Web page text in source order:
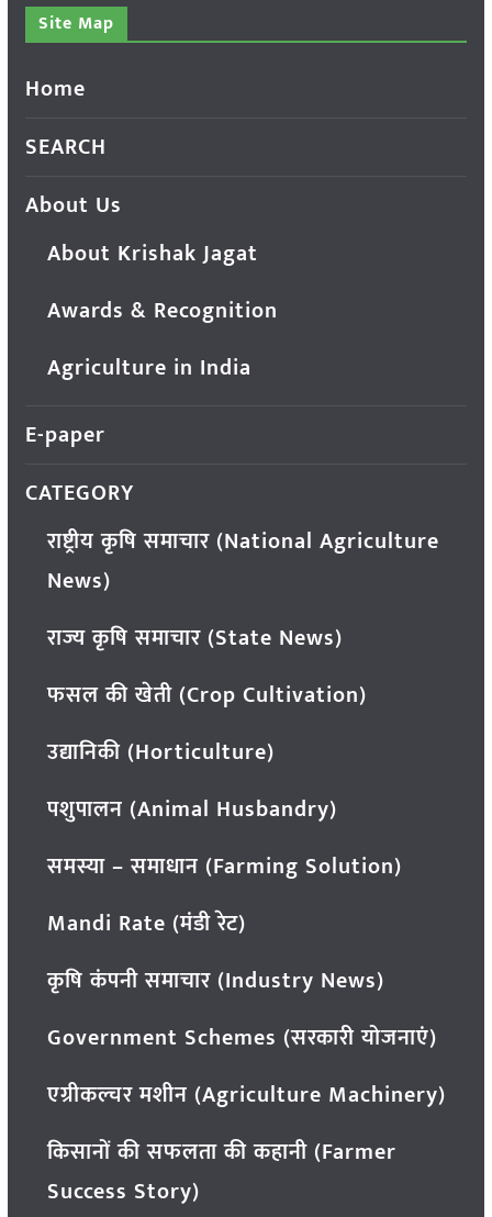
Site Map
Home
SEARCH
About Us
About Krishak Jagat
Awards & Recognition
Agriculture in India
E-paper
CATEGORY
राष्ट्रीय कृषि समाचार (National Agriculture
News)
राज्य कृषि समाचार (State News)
फसल की खेती (Crop Cultivation)
उद्यानिकी (Horticulture)
पशुपालन (Animal Husbandry)
समस्या – समाधान (Farming Solution)
Mandi Rate (मंडी रेट)
कृषि कंपनी समाचार (Industry News)
Government Schemes (सरकारी योजनाएं)
एग्रीकल्चर मशीन (Agriculture Machinery)
किसानों की सफलता की कहानी (Farmer
Success Story)